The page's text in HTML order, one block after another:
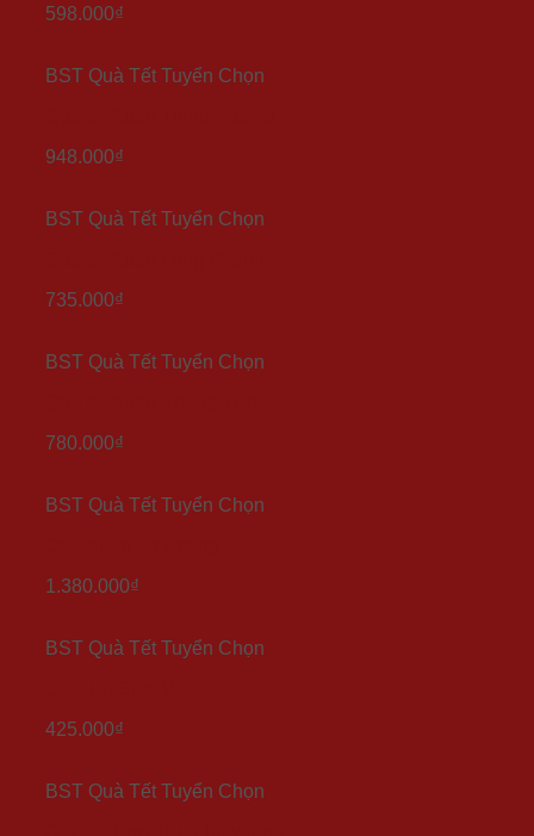
598.000₫
BST Quà Tết Tuyển Chọn
948.000₫
BST Quà Tết Tuyển Chọn
735.000₫
BST Quà Tết Tuyển Chọn
780.000₫
BST Quà Tết Tuyển Chọn
1.380.000₫
BST Quà Tết Tuyển Chọn
425.000₫
BST Quà Tết Tuyển Chọn